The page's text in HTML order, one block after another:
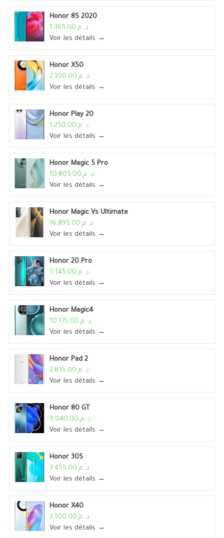
Honor 8S 2020
د. م.1,365.00
Voir les détails →
Honor X50
د. م.2,100.00
Voir les détails →
Honor Play 20
د. م.1,250.00
Voir les détails →
Honor Magic 5 Pro
د. م.10,805.00
Voir les détails →
Honor Magic Vs Ultimate
د. م.16,895.00
Voir les détails →
Honor 20 Pro
د. م.5,145.00
Voir les détails →
Honor Magic4
د. م.10,175.00
Voir les détails →
Honor Pad 2
د. م.2,835.00
Voir les détails →
Honor 80 GT
د. م.5,040.00
Voir les détails →
Honor 30S
د. م.3,455.00
Voir les détails →
Honor X40
د. م.2,100.00
Voir les détails →